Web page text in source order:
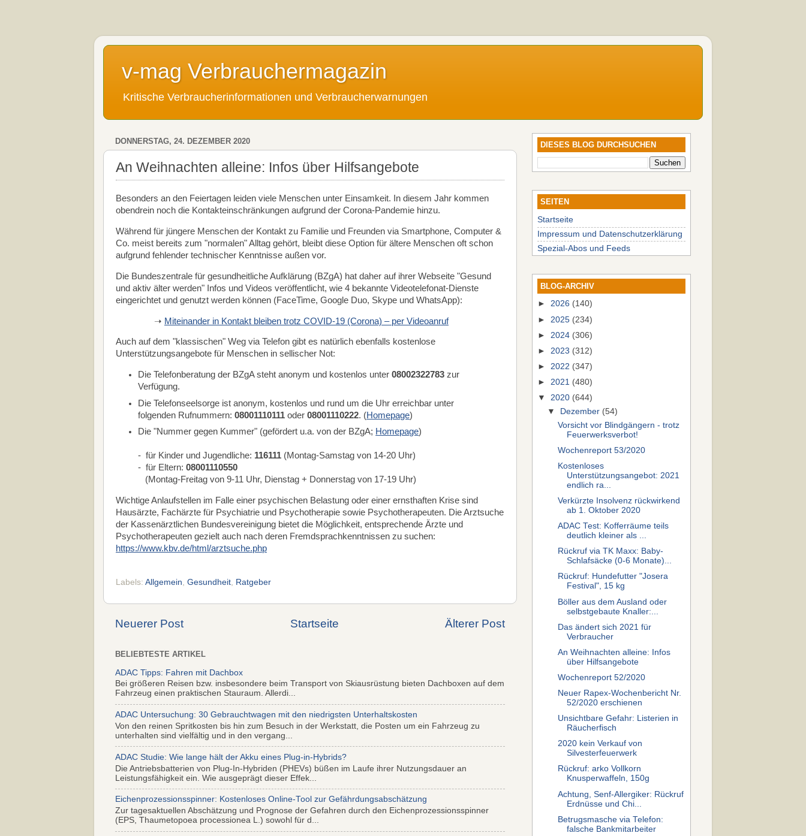
v-mag Verbrauchermagazin
Kritische Verbraucherinformationen und Verbraucherwarnungen
DONNERSTAG, 24. DEZEMBER 2020
An Weihnachten alleine: Infos über Hilfsangebote
Besonders an den Feiertagen leiden viele Menschen unter Einsamkeit. In diesem Jahr kommen
obendrein noch die Kontakteinschränkungen aufgrund der Corona-Pandemie hinzu.
Während für jüngere Menschen der Kontakt zu Familie und Freunden via Smartphone, Computer &
Co. meist bereits zum "normalen" Alltag gehört, bleibt diese Option für ältere Menschen oft schon
aufgrund fehlender technischer Kenntnisse außen vor.
Die Bundeszentrale für gesundheitliche Aufklärung (BZgA) hat daher auf ihrer Webseite "Gesund
und aktiv älter werden" Infos und Videos veröffentlicht, wie 4 bekannte Videotelefonat-Dienste
eingerichtet und genutzt werden können (FaceTime, Google Duo, Skype und WhatsApp):
➝ Miteinander in Kontakt bleiben trotz COVID-19 (Corona) – per Videoanruf
Auch auf dem "klassischen" Weg via Telefon gibt es natürlich ebenfalls kostenlose
Unterstützungsangebote für Menschen in sellischer Not:
Die Telefonberatung der BZgA steht anonym und kostenlos unter08002322783 zur
Verfügung.
Die Telefonseelsorge ist anonym, kostenlos und rund um die Uhr erreichbar unter
folgenden Rufnummern:08001110111 oder08001110222. (Homepage)
Die "Nummer gegen Kummer" (gefördert u.a. von der BZgA; Homepage)
- für Kinder und Jugendliche: 116111 (Montag-Samstag von 14-20 Uhr)
- für Eltern:08001110550
(Montag-Freitag von 9-11 Uhr, Dienstag + Donnerstag von 17-19 Uhr)
Wichtige Anlaufstellen im Falle einer psychischen Belastung oder einer ernsthaften Krise sind
Hausärzte, Fachärzte für Psychiatrie und Psychotherapie sowie Psychotherapeuten. Die Arztsuche
der Kassenärztlichen Bundesvereinigung bietet die Möglichkeit, entsprechende Ärzte und
Psychotherapeuten gezielt auch nach deren Fremdsprachkenntnissen zu suchen:
https://www.kbv.de/html/arztsuche.php
Labels: Allgemein Gesundheit Ratgeber
Neuerer Post Älterer Post
Startseite
BELIEBTESTE ARTIKEL
ADAC Tipps: Fahren mit Dachbox
Bei größeren Reisen bzw. insbesondere beim Transport von Skiausrüstung bieten Dachboxen auf dem
Fahrzeug einen praktischen Stauraum. Allerdi...
ADAC Untersuchung: 30 Gebrauchtwagen mit den niedrigsten Unterhaltskosten
Von den reinen Spritkosten bis hin zum Besuch in der Werkstatt, die Posten um ein Fahrzeug zu
unterhalten sind vielfältig und in den vergang...
ADAC Studie: Wie lange hält der Akku eines Plug-in-Hybrids?
Die Antriebsbatterien von Plug-In-Hybriden (PHEVs) büßen im Laufe ihrer Nutzungsdauer an
Leistungsfähigkeit ein. Wie ausgeprägt dieser Effek...
Eichenprozessionsspinner: Kostenloses Online-Tool zur Gefährdungsabschätzung
Zur tagesaktuellen Abschätzung und Prognose der Gefahren durch den Eichenprozessionsspinner
(EPS, Thaumetopoea processionea L.) sowohl für d...
DIESES BLOG DURCHSUCHEN
SEITEN
Startseite
Impressum und Datenschutzerklärung
Spezial-Abos und Feeds
BLOG-ARCHIV
► 2026 (140)
► 2025 (234)
► 2024 (306)
► 2023 (312)
► 2022 (347)
► 2021 (480)
▼ 2020 (644)
▼
Dezember (54)
Vorsicht vor Blindgängern - trotz
Feuerwerksverbot!
Wochenreport 53/2020
Kostenloses
Unterstützungsangebot: 2021
endlich ra...
Verkürzte Insolvenz rückwirkend
ab 1. Oktober 2020
ADAC Test: Kofferräume teils
deutlich kleiner als ...
Rückruf via TK Maxx: Baby-
Schlafsäcke (0-6 Monate)...
Rückruf: Hundefutter "Josera
Festival", 15 kg
Böller aus dem Ausland oder
selbstgebaute Knaller:...
Das ändert sich 2021 für
Verbraucher
An Weihnachten alleine: Infos
über Hilfsangebote
Wochenreport 52/2020
Neuer Rapex-Wochenbericht Nr.
52/2020 erschienen
Unsichtbare Gefahr: Listerien in
Räucherfisch
2020 kein Verkauf von
Silvesterfeuerwerk
Rückruf: arko Vollkorn
Knusperwaffeln, 150g
Achtung, Senf-Allergiker: Rückruf
Erdnüsse und Chi...
Betrugsmasche via Telefon:
falsche Bankmitarbeiter